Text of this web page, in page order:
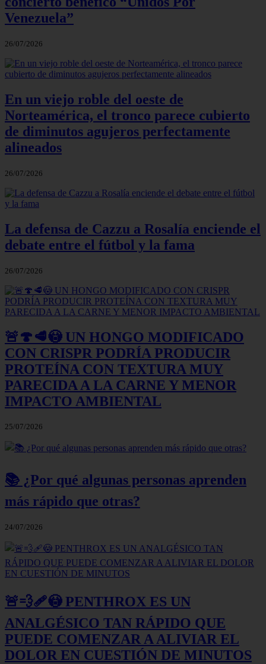
Venezuela”
26/07/2026
En un viejo roble del oeste de
Norteamérica, el tronco parece cubierto
de diminutos agujeros perfectamente
alineados
26/07/2026
La defensa de Cazzu a Rosalía enciende el
debate entre el fútbol y la fama
26/07/2026
🚨🍄🥩😳 UN HONGO MODIFICADO
CON CRISPR PODRÍA PRODUCIR
PROTEÍNA CON TEXTURA MUY
PARECIDA A LA CARNE Y MENOR
IMPACTO AMBIENTAL
25/07/2026
📚 ¿Por qué algunas personas aprenden
más rápido que otras?
24/07/2026
🚨💨🩹😳 PENTHROX ES UN
ANALGÉSICO TAN RÁPIDO QUE
PUEDE COMENZAR A ALIVIAR EL
DOLOR EN CUESTIÓN DE MINUTOS